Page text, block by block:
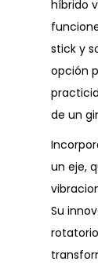
híbrido
stick y
opción
de un
un eje,
Su